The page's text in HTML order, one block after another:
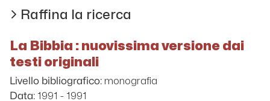
Raffina la ricerca
La Bibbia : nuovissima versione dai
testi originali
Livello bibliografico: monografia
Data: 1991 - 1991